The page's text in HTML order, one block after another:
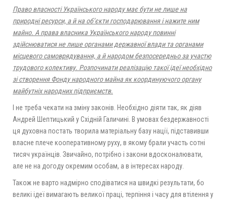
Право власності Українського народу має бути не лише на
природні ресурси, а й на об’єкти господарювання і нажите ним
майно. А права власника Українського народу повинні
здійснюватися не лише органами державної влади та органами
місцевого самоврядування, а й народом безпосередньо за участю
трудового колективу. Розпочинати реалізацію такої ідеї необхідно
зістворенняФондународного майна як координуючого органу
майбутніх народних підприємств.
І не треба чекати на зміну законів. Необхідно діяти так, як діяв
Андрей Шептицький у Східній Галичині. В умовах бездержавності
ця духовна постать творила матеріальну базу нації, підставивши
власне плече кооперативному руху, в якому брали участь сотні
тисяч українців. Звичайно, потрібно і закони вдосконалювати,
але не на догоду окремим особам, а в інтересах народу.
Також не варто надмірно сподіватися на швидкі результати, бо
великі ідеї вимагають великої праці, терпіння і часу для втілення у